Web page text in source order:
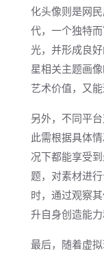
化头像则是网
代，一个独特
光，并形成良
星相关主题画
艺术价值，又能
另外，不同平
此需根据具体
况下都能享受
题，对素材进
时，通过观察
升自身创造能力
最后，随着虚